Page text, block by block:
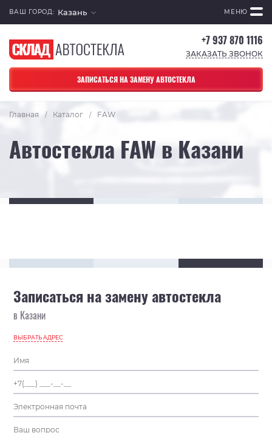
ВАШ ГОРОД: Казань МЕНЮ
+7 937 870 1116
ЗАКАЗАТЬ ЗВОНОК
ЗАПИСАТЬСЯ НА ЗАМЕНУ АВТОСТЕКЛА
Главная / Каталог / FAW
Автостекла FAW в Казани
Записаться на замену автостекла
в Казани
ВЫБРАТЬ АДРЕС